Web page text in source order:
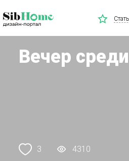
Вечер
3 4310